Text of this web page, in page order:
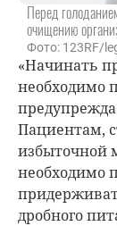
Перед
очищению
Фото: 123RF/
«Начинать
необходимо
Пациентам,
избыточной
необходимо
дробного